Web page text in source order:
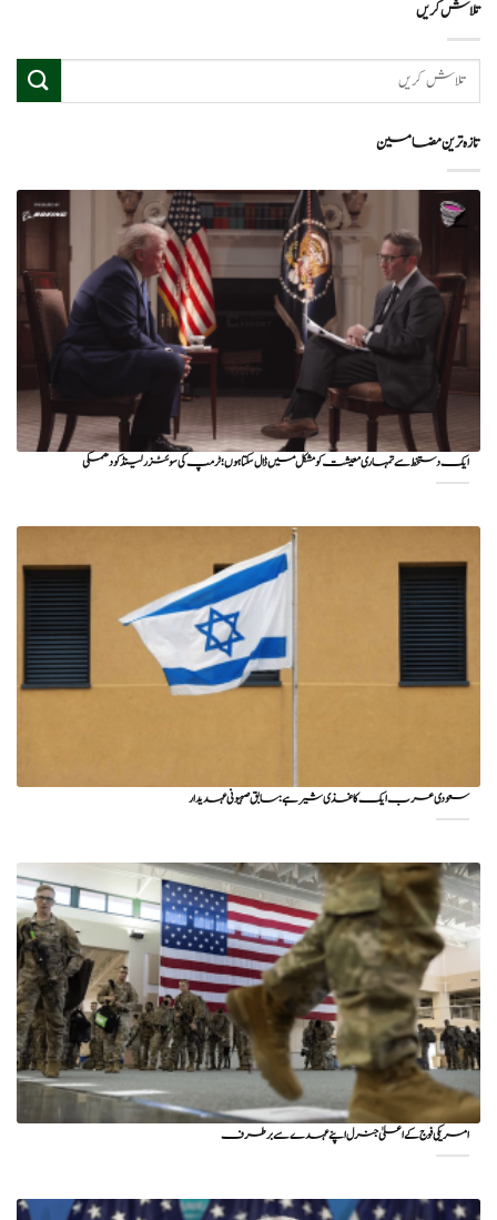
تلاش کریں
تازہ ترین مضامین
ایک دستخط سے تمہاری معیشت کو مشکل میں ڈال سکتا ہوں؛ ٹرمپ کی سوئٹزرلینڈ کو دھمکی
سعودی عرب ایک کاغذی شیر ہے: سابق صہیونی عہدیدار
امریکی فوج کے اعلیٰ جنرل اپنے عہدے سے برطرف